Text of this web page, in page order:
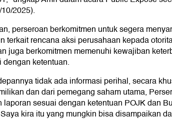
2025).
perseroan berkomitmen untuk segera
terkait rencana aksi perusahaan kepada
juga berkomitmen memenuhi kewajiban
ketentuan.
tidak ada informasi perihal, secara
dan dari pemegang saham utama,
laporan sesuai dengan ketentuan POJK dan
kira itu yang mungkin bisa disampaikan